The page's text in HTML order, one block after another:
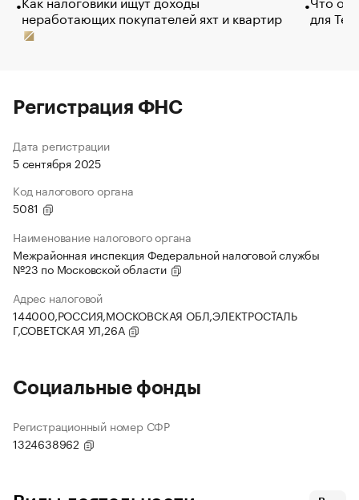
неработающих покупателей яхт и квартир
для
Регистрация ФНС
Дата регистрации
5 сентября 2025
Код налогового органа
5081
Наименование налогового органа
Межрайонная инспекция Федеральной налоговой службы
№23 по Московской области
Адрес налоговой
144000,РОССИЯ,МОСКОВСКАЯ ОБЛ,ЭЛЕКТРОСТАЛЬ
Г,СОВЕТСКАЯ УЛ,26А
Социальные фонды
Регистрационный номер СФР
1324638962